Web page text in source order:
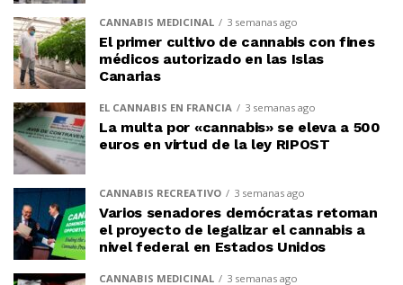
CANNABIS MEDICINAL 3 semanas ago
El primer cultivo de cannabis con fines
médicos autorizado en las Islas
Canarias
EL CANNABIS EN FRANCIA 3 semanas ago
La multa por «cannabis» se eleva a 500
euros en virtud de la ley RIPOST
CANNABIS RECREATIVO 3 semanas ago
Varios senadores demócratas retoman
el proyecto de legalizar el cannabis a
nivel federal en Estados Unidos
CANNABIS MEDICINAL 3 semanas ago